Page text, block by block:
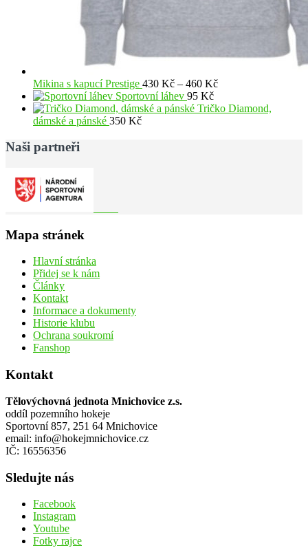
Mikina s kapucí Prestige 430 Kč – 460 KčRozpětí
430 Kč
Sportovní láhev 95 Kč
Tričko Diamond,
dámské a pánské 350 Kč
Naši partneři
Mapa stránek
Hlavní stránka
Přidej se k nám
Články
Kontakt
Informace a dokumenty
Historie klubu
Ochrana soukromí
Fanshop
Kontakt
Tělovýchovná jednota Mnichovice z.s.
oddíl pozemního hokeje
Sportovní 857, 251 64 Mnichovice
email: info@hokejmnichovice.cz
IČ: 16556356
Sledujte nás
Facebook
Instagram
Youtube
Fotky rajce